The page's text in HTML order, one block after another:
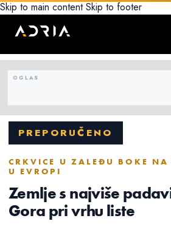
Skip to main content Skip to footer
PREPORUČENO
CRKVICE U ZALEĐU BOKE NA
U EVROPI
Zemlje s najviše
Gora pri vrhu liste